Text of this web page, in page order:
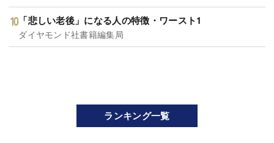
「悲しい老後」になる人の特徴・ワースト1
ダイヤモンド社書籍編集局
ランキング一覧